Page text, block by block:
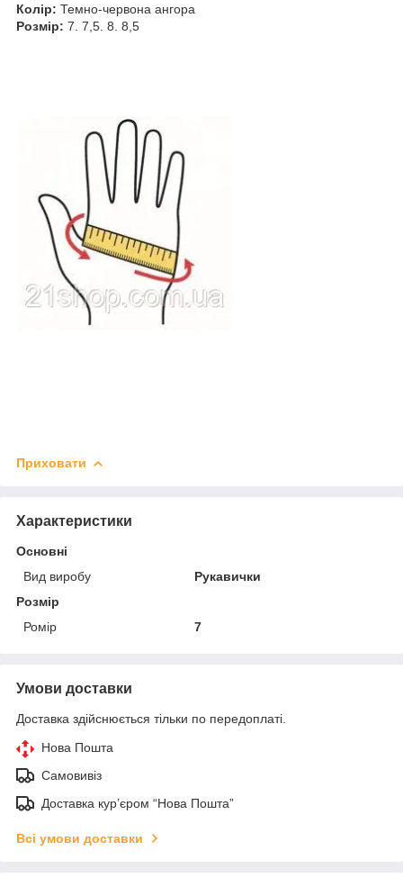
Колір: Темно-червона ангора
Розмір: 7. 7,5. 8. 8,5
Приховати
Характеристики
Основні
Вид виробу
Рукавички
Розмір
Ромір
7
Умови доставки
Доставка здійснюється тільки по передоплаті.
Нова Пошта
Самовивіз
Доставка кур’єром “Нова Пошта”
Всі умови доставки